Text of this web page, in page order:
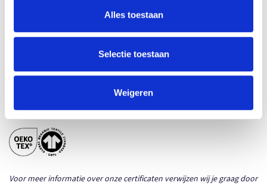
Alles toestaan
Selectie toestaan
Weigeren
T1-ORG30 - ORGANISCH GASTENDOEKJE 30 X
Whitelabel (PDF)
CERTIFICATEN
Voor meer informatie over onze certificaten verwijzen wij je graag door